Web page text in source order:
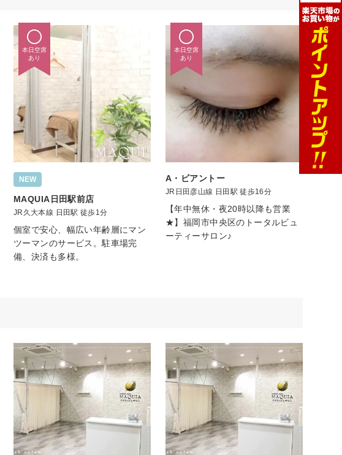
本日空席
あり
NEW
MAQUIA日田駅前店
JR久大本線 日田駅 徒歩1分
個室で安心、幅広い年齢層にマン
ツーマンのサービス。駐車場完
備、決済も多様。
本日空席
あり
A・ビアントー
JR日田彦山線 日田駅 徒歩16分
【年中無休・夜20時以降も営業
★】福岡市中央区のトータルビュ
ーティーサロン♪